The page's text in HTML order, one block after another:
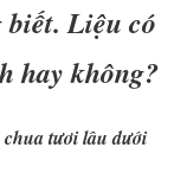
Liệu có
hay không?
chua tươi lâu dưới